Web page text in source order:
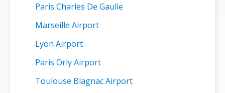
Paris Charles De Gaulle
Marseille Airport
Lyon Airport
Paris Orly Airport
Toulouse Blagnac Airport